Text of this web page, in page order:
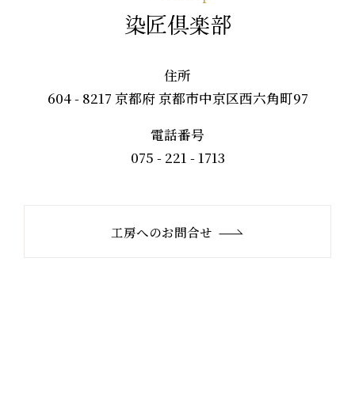
染匠倶楽部
住所
604 - 8217 京都府 京都市中京区西六角町97
電話番号
075 - 221 - 1713
工房へのお問合せ